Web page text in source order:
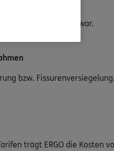
oder angeraten war.
bzw.
trägt ERGO die Kosten